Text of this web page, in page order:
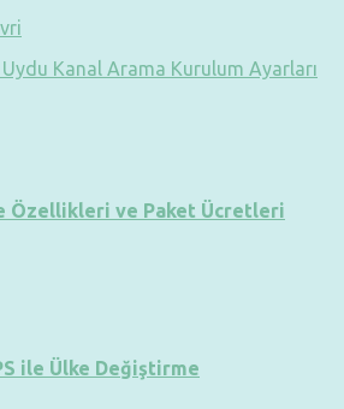
Kanal Arama Kurulum Ayarları
Özellikleri ve Paket Ücretleri
ile Ülke Değiştirme